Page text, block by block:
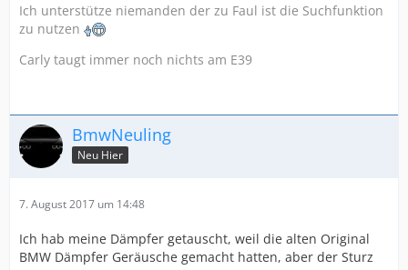
Ich unterstütze niemanden der zu Faul ist die Suchfunktion
zu nutzen
Carly taugt immer noch nichts am E39
BmwNeuling
Neu Hier
7. August 2017 um 14:48
Ich hab meine Dämpfer getauscht, weil die alten Original
BMW Dämpfer Geräusche gemacht hatten, aber der Sturz